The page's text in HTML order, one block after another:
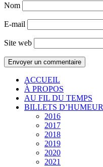
Nom
E-mail
Site web
ACCUEIL
À PROPOS
AU FIL DU TEMPS
BILLETS D’HUMEUR
2016
2017
2018
2019
2020
2021